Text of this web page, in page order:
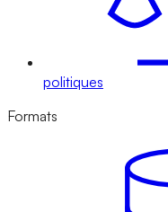
politiques
Formats